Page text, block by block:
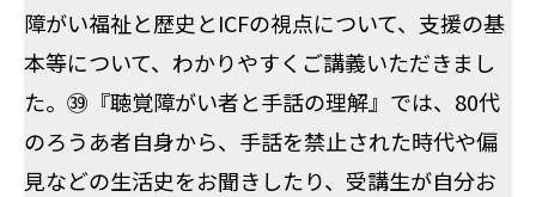
障がい福祉と歴史とICFの視点について、支援の基
本等について、わかりやすくご講義いただきまし
た。㊴『聴覚障がい者と手話の理解』では、80代
のろうあ者自身から、手話を禁止された時代や偏
見などの生活史をお聞きしたり、受講生が自分お